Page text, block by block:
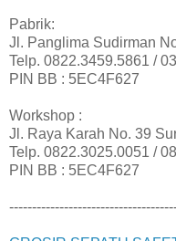
Pabrik:
Jl. Panglima Sudirman
Telp. 0822.3459.5861 /
PIN BB : 5EC4F627
Workshop :
Jl. Raya Karah No. 39
Telp. 0822.3025.0051 /
PIN BB : 5EC4F627